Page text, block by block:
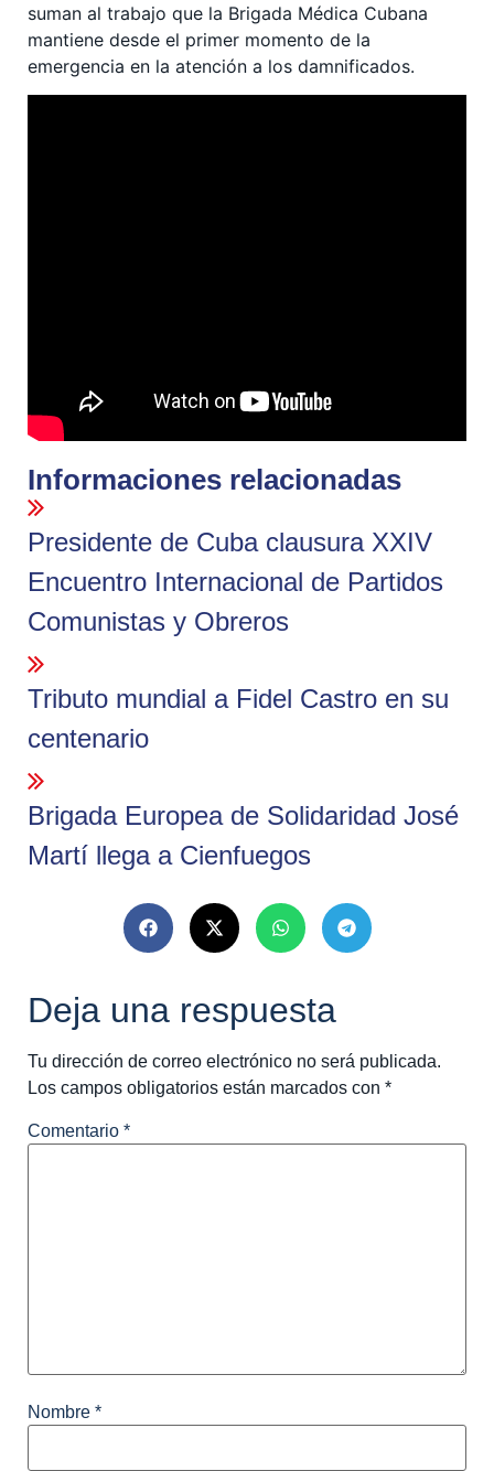
suman al trabajo que la Brigada Médica Cubana
mantiene desde el primer momento de la
emergencia en la atención a los damnificados.
Informaciones relacionadas
Presidente de Cuba clausura XXIV
Encuentro Internacional de Partidos
Comunistas y Obreros
Tributo mundial a Fidel Castro en su
centenario
Brigada Europea de Solidaridad José
Martí llega a Cienfuegos
Deja una respuesta
Tu dirección de correo electrónico no será publicada.
Los campos obligatorios están marcados con *
Comentario *
Nombre *